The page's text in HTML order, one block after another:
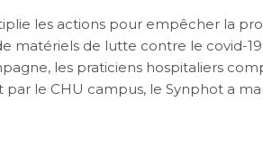
les actions pour empêcher la
matériels de lutte contre le covid-
les praticiens hospitaliers
le CHU campus, le Synphot a